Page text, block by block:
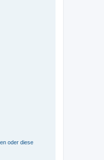
oder diese